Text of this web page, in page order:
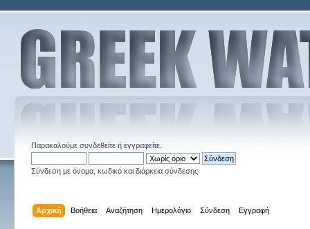
Παρακαλούμε συνδεθείτεή εγγραφείτε.
Σύνδεση με όνομα, κωδικό και διάρκεια σύνδεσης
Αρχική Βοήθεια Αναζήτηση Ημερολόγιο Σύνδεση Εγγραφή